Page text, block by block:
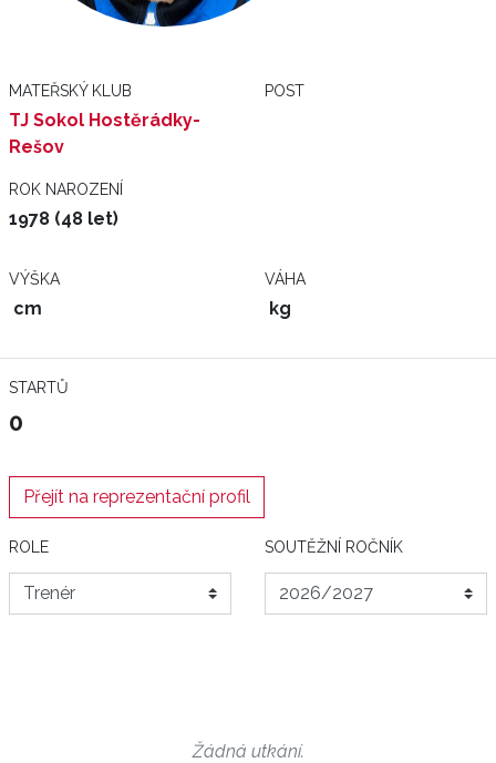
MATEŘSKÝ KLUB
TJ Sokol Hostěrádky-
Rešov
POST
ROK NAROZENÍ
1978 (48 let)
VÝŠKA
cm
VÁHA
kg
STARTŮ
0
Přejít na reprezentační profil
ROLE SOUTĚŽNÍ ROČNÍK
Žádná utkání.